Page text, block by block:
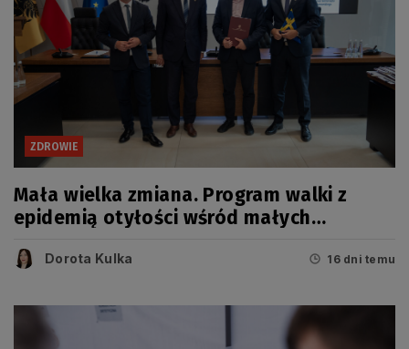
ZDROWIE
Mała wielka zmiana. Program walki z
epidemią otyłości wśród małych
Dorota Kulka 16 dni temu